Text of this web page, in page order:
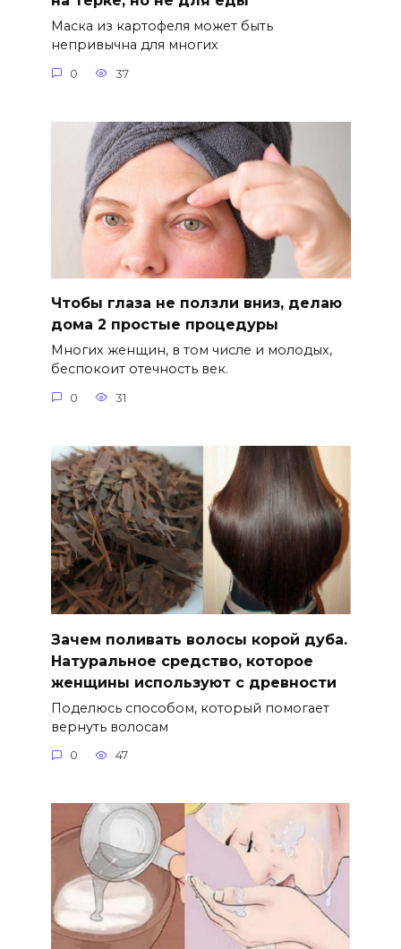
Маска из картофеля может быть
непривычна для многих
0 37
Чтобы глаза не ползли вниз, делаю
дома 2 простые процедуры
Многих женщин, в том числе и молодых,
беспокоит отечность век.
0 31
Зачем поливать волосы корой дуба.
Натуральное средство, которое
женщины используют с древности
Поделюсь способом, который помогает
вернуть волосам
0 47